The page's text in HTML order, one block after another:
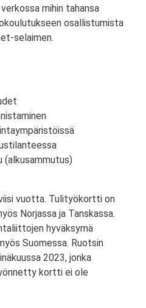
mihin tahansa
osallistumista
selaimen.
(alkusammutus)
vuotta. Tulityökortti on
Norjassa ja Tanskassa.
hyväksymä
Suomessa. Ruotsin
2023, jonka
kortti ei ole